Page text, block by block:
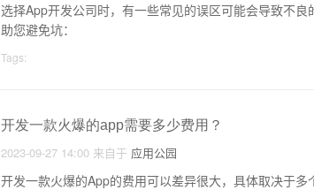
选择App开发公司时，有一些常见的误区可能会导致不
助您避免坑：
Tags:
开发一款火爆的app需要多少费用？
2023-09-27 14:00 来自于 应用公园
开发一款火爆的App的费用可以差异很大，具体取决于